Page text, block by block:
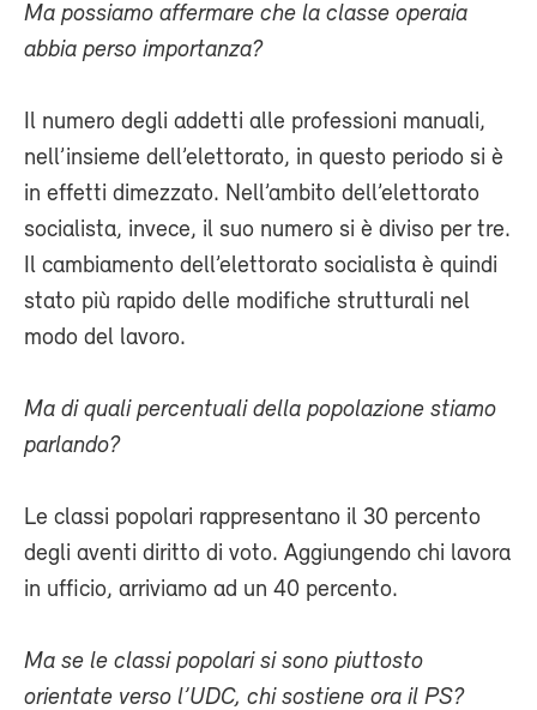
Ma possiamo affermare che la classe operaia
abbia perso importanza?
Il numero degli addetti alle professioni manuali,
nell’insieme dell’elettorato, in questo periodo si è
in effetti dimezzato. Nell’ambito dell’elettorato
socialista, invece, il suo numero si è diviso per tre.
Il cambiamento dell’elettorato socialista è quindi
stato più rapido delle modifiche strutturali nel
modo del lavoro.
Ma di quali percentuali della popolazione stiamo
parlando?
Le classi popolari rappresentano il 30 percento
degli aventi diritto di voto. Aggiungendo chi lavora
in ufficio, arriviamo ad un 40 percento.
Ma se le classi popolari si sono piuttosto
orientate verso l’UDC, chi sostiene ora il PS?